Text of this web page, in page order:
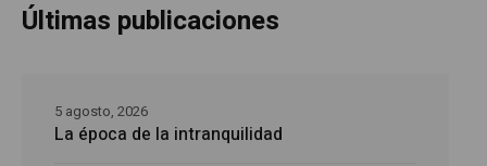
Últimas publicaciones
La época de la intranquilidad
5 agosto, 2026